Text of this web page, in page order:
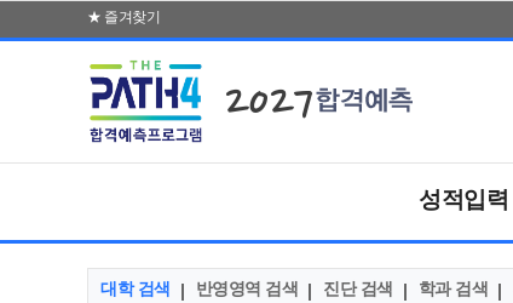
★ 즐겨찾기
2027
성적입력
대학 검색 반영영역 검색 진단 검색 학과 검색